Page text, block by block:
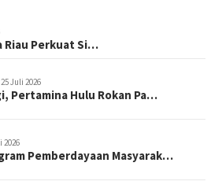
Riau Perkuat Si…
Juli 2026
Pertamina Hulu Rokan Pa…
2026
Pemberdayaan Masyarak…